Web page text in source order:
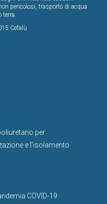
pericolosi, trasporto di acqua
terra.
Cefalù
per
e l’isolamento
COVID-19